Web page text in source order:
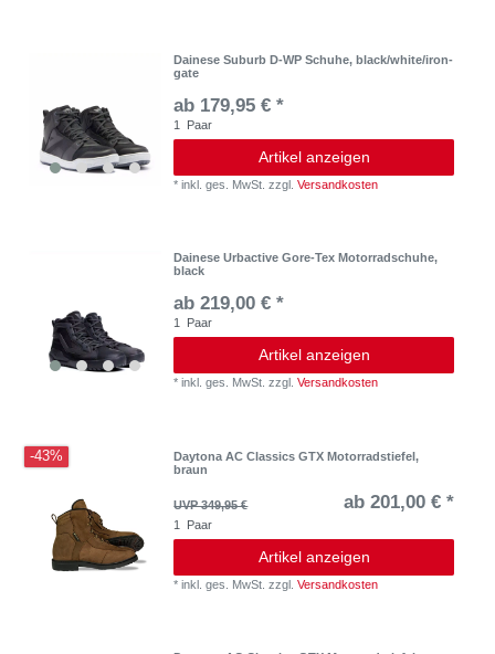
Dainese Suburb D-WP Schuhe, black/white/iron-
gate
ab 179,95 € *
1 Paar
Artikel anzeigen
*inkl. ges. MwSt. zzgl.Versandkosten
Dainese Urbactive Gore-Tex Motorradschuhe,
black
ab 219,00 € *
1 Paar
Artikel anzeigen
*inkl. ges. MwSt. zzgl.Versandkosten
-43%
Daytona AC Classics GTX Motorradstiefel,
braun
UVP 349,95 € ab 201,00 € *
1 Paar
Artikel anzeigen
*inkl. ges. MwSt. zzgl.Versandkosten